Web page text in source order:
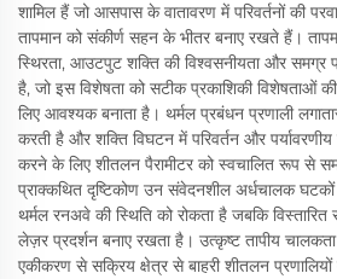
शामिल हैं जो आसपास के वातावरण में परिवर्तनों की
तापमान को संकीर्ण सहन के भीतर बनाए रखते हैं।
स्थिरता, आउटपुट शक्ति की विश्वसनीयता और
है, जो इस विशेषता को सटीक प्रकाशिकी विशेषताओं
लिए आवश्यक बनाता है। थर्मल प्रबंधन प्रणाली
करती है और शक्ति विघटन में परिवर्तन और पर्यावरणीय
करने के लिए शीतलन पैरामीटर को स्वचालित रूप से
प्राक्कथित दृष्टिकोण उन संवेदनशील अर्धचालक
थर्मल रनअवे की स्थिति को रोकता है जबकि
लेज़र प्रदर्शन बनाए रखता है। उत्कृष्ट तापीय
एकीकरण से सक्रिय क्षेत्र से बाहरी शीतलन